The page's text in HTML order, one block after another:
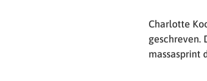
Charlotte
geschreven.
massasprint